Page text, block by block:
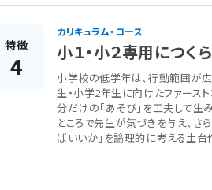
特徴
4
カリキュラム・コース
小１・小２専用につく
小学校の低学年は、行動範囲が広
生・小学2年生に向けたファース
分だけの「あそび」を工夫して生
ところで先生が気づきを与え、さ
ばいいか」を論理的に考える土台